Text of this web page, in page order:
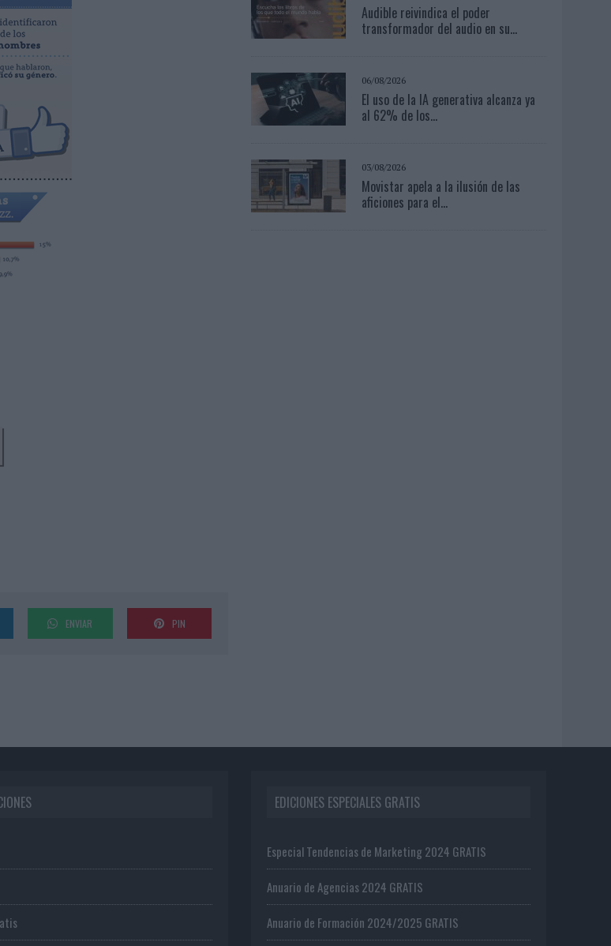
ENVIAR PIN
Audible reivindica el poder
transformador del audio en su...
06/08/2026
El uso de la IA generativa alcanza ya
al 62% de los...
03/08/2026
Movistar apela a la ilusión de las
aficiones para el...
EDICIONES ESPECIALES GRATIS
Especial Tendencias de Marketing 2024 GRATIS
Anuario de Agencias 2024 GRATIS
Anuario de Formación 2024/2025 GRATIS